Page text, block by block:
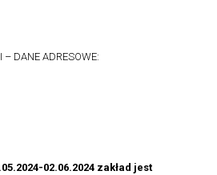
– DANE ADRESOWE:
02.06.2024 zakład jest